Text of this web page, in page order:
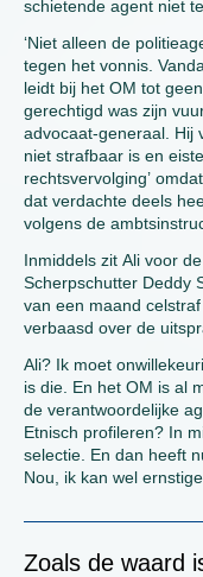
schietende agent niet
‘Niet alleen de
tegen het vonnis.
leidt bij het OM tot
gerechtigd was zijn
advocaat-generaal. Hij
niet strafbaar is en
rechtsvervolging’
dat verdachte deels
volgens de
Inmiddels zit Ali voor
Scherpschutter Deddy
van een maand
verbaasd over de
Ali? Ik moet
is die. En het OM is al
de verantwoordelijke
Etnisch profileren? In
selectie. En dan heeft
Nou, ik kan wel
Zoals de waard